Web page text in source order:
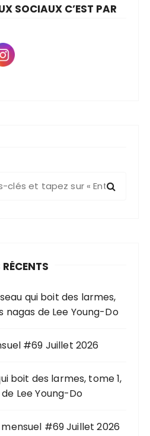
SOCIAUX C’EST PAR
qui boit des larmes,
nagas de Lee Young-Do
#69 Juillet 2026
boit des larmes, tome 1,
Lee Young-Do
mensuel #69 Juillet 2026